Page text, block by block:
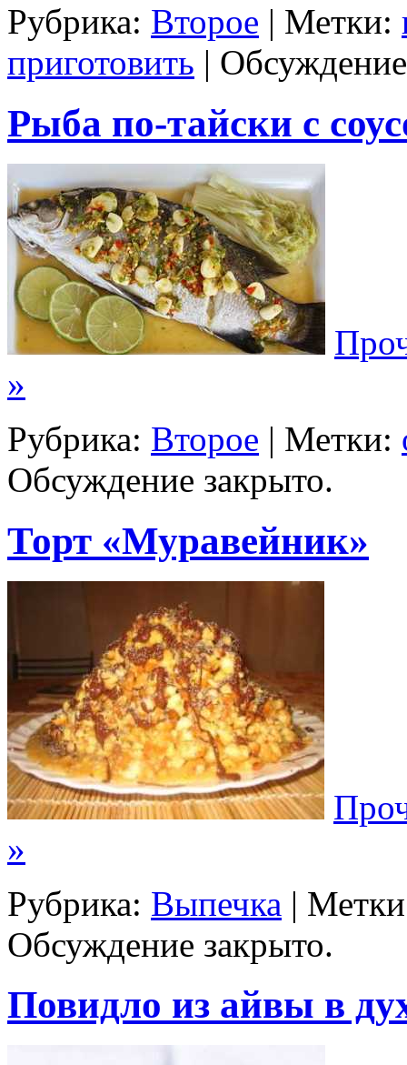
Рубрика: Второе | Метки:
приготовить |
Рыба по-тайски с
»
Рубрика: Второе | Метки:
Обсуждение закрыто.
Торт «Муравейник»
»
Рубрика: Выпечка |
Обсуждение закрыто.
Повидло из айвы в